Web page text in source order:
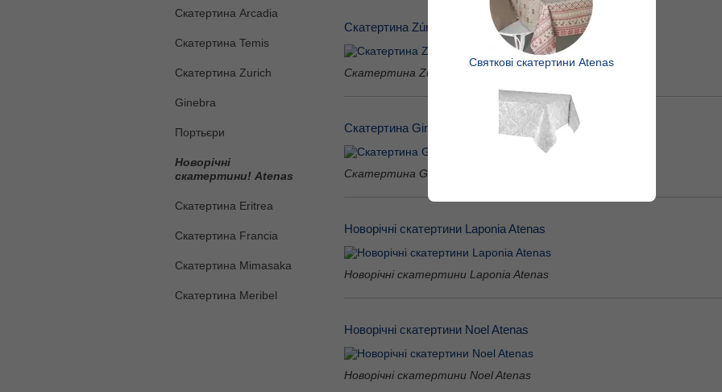
Скатертина Arcadia
Скатертина Temis
Скатертина Zurich
Ginebra
Портьєри
Новорічні
скатертини! Atenas
Скатертина Eritrea
Скатертина Francia
Скатертина Mimasaka
Скатертина Meribel
Скатертина Zúrich D 180
Скатертина Zúrich D 180
Скатертина Ginebra
Скатертина Ginebra
Новорічні скатертини Laponia Atenas
Новорічні скатертини Laponia Atenas
Новорічні скатертини Noel Atenas
Новорічні скатертини Noel Atenas
Святкові скатертини Atenas